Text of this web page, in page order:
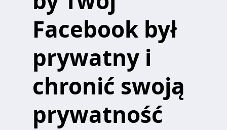
Facebook był
prywatny i
chronić swoją
prywatność